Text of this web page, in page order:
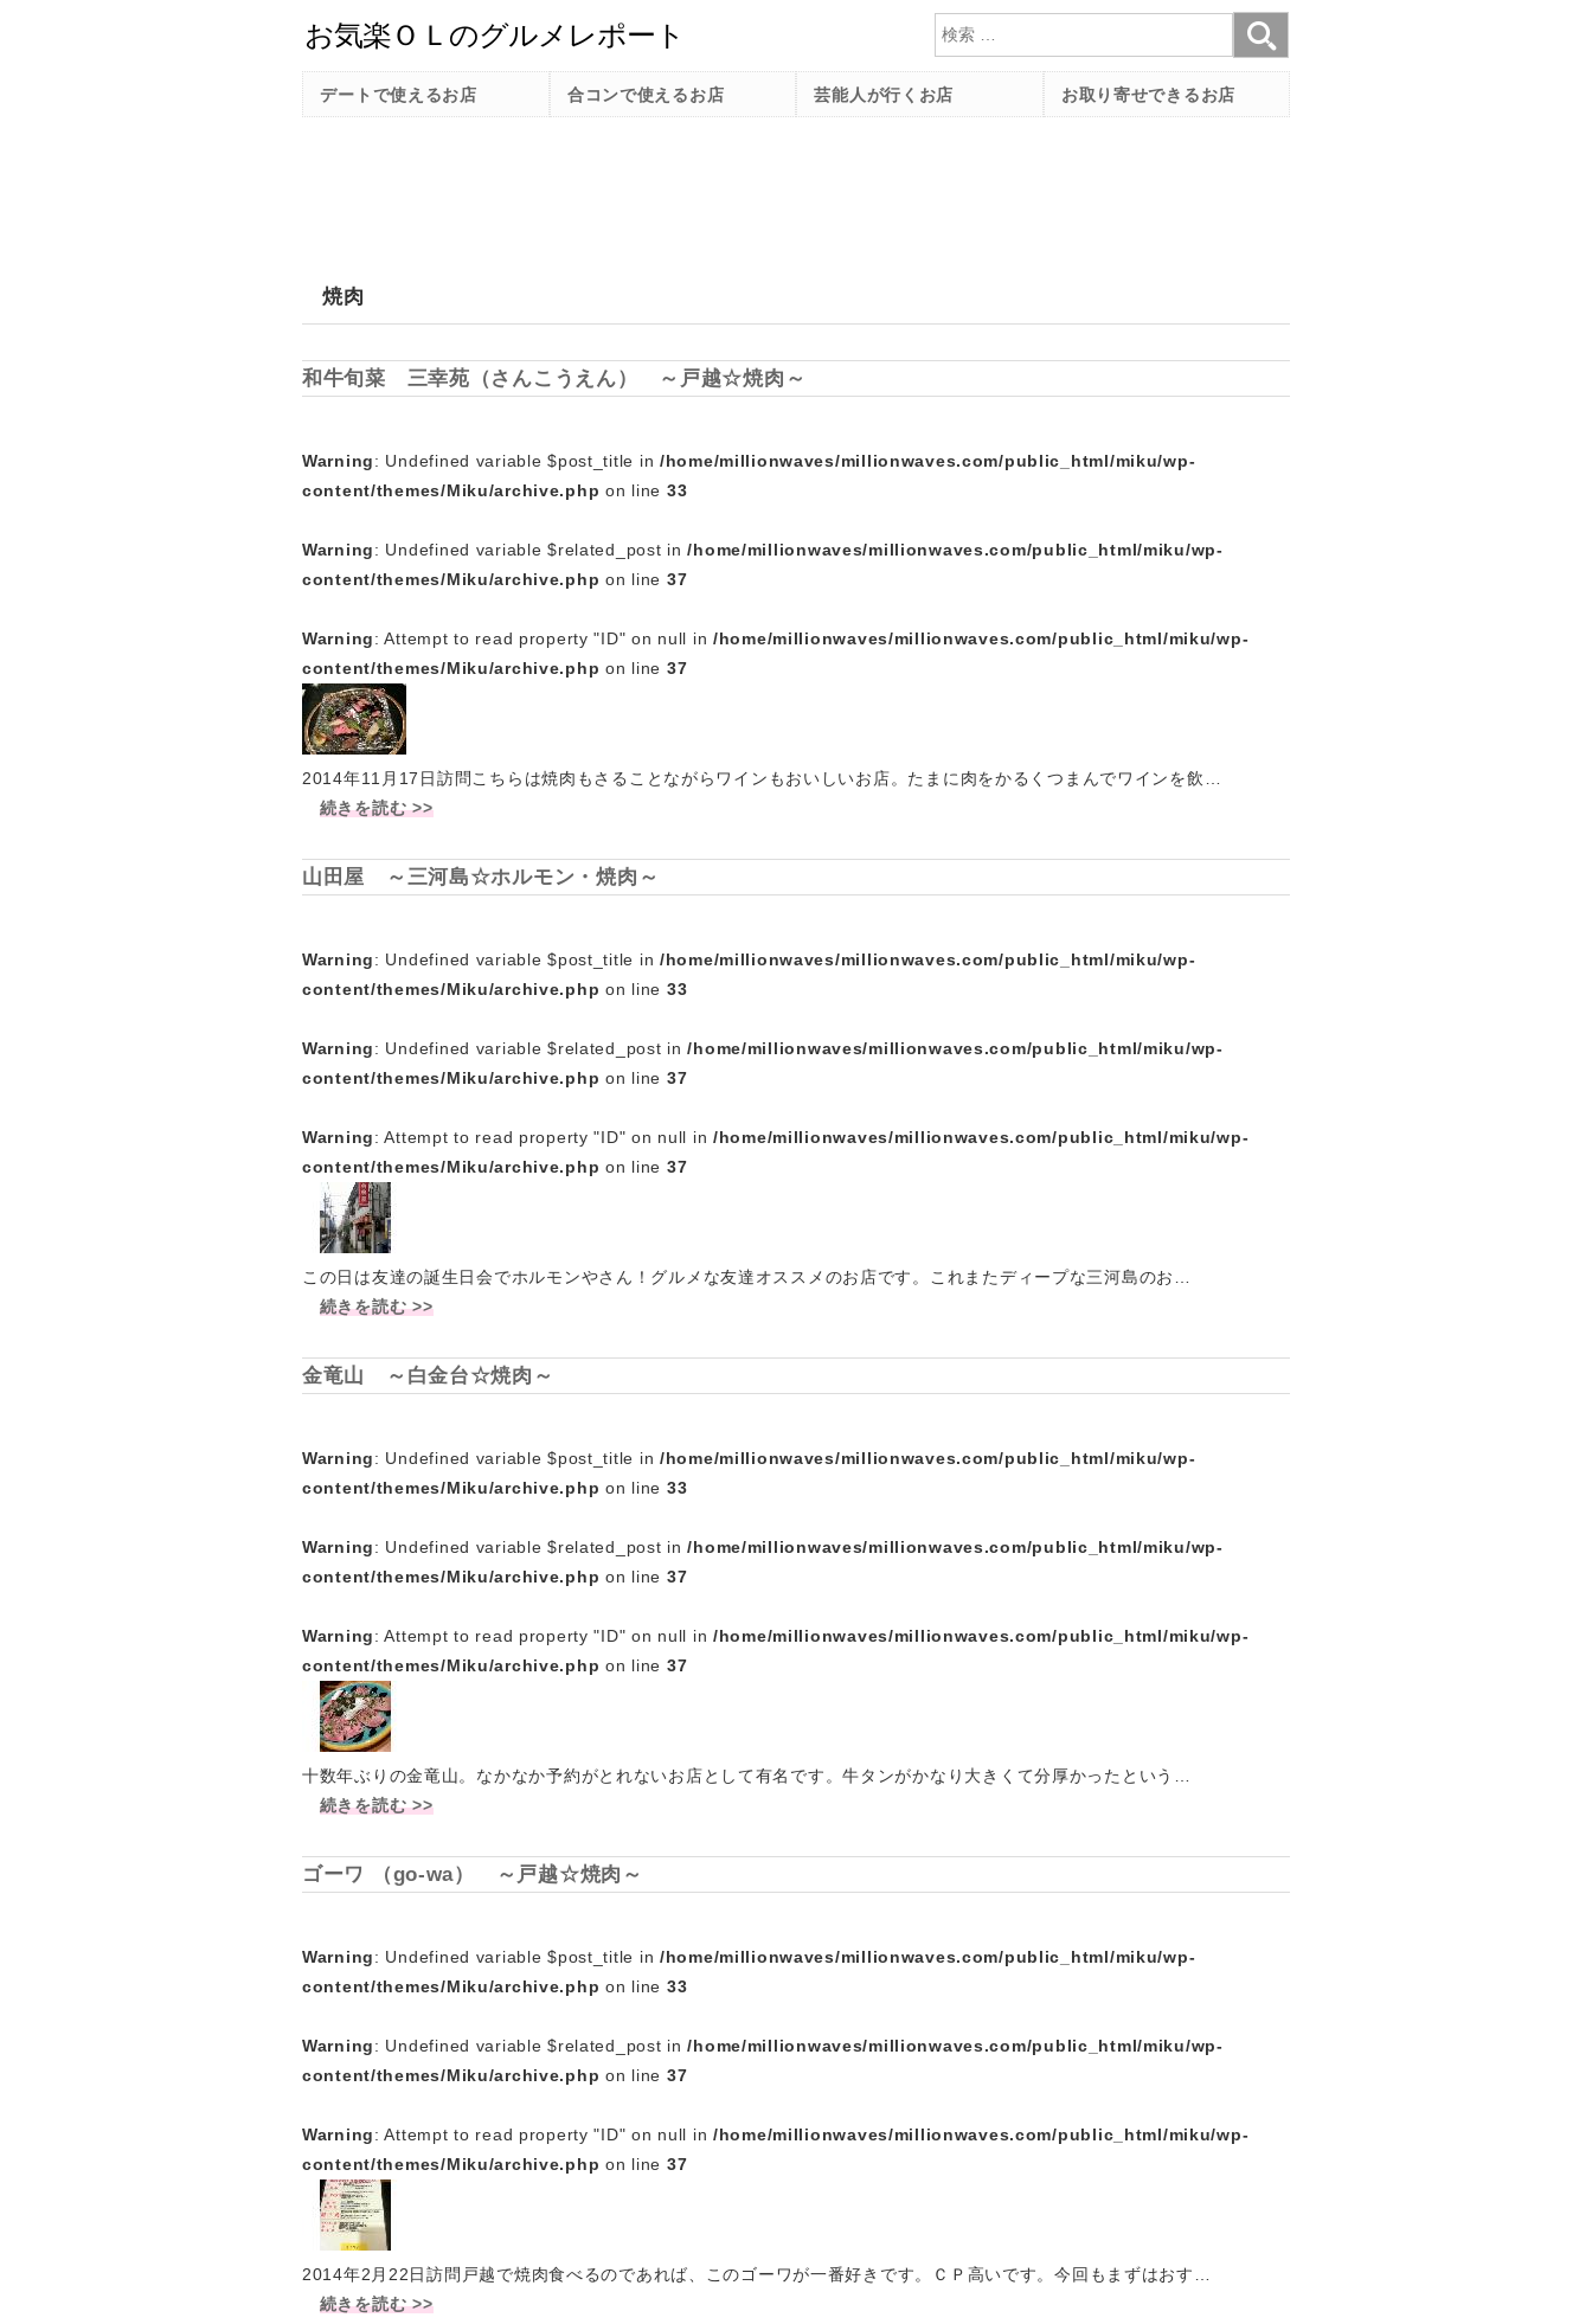
検索
焼肉
和牛旬菜 三幸苑（さんこうえん） ～戸越☆焼肉～
Warning: Undefined variable $post_title in /home/millionwaves/millionwaves.com/public_html/miku/wp-
content/themes/Miku/archive.php on line 33
Warning: Undefined variable $related_post in/home/millionwaves/millionwaves.com/public_html/miku/wp-
content/themes/Miku/archive.php on line 37
Warning: Attempt to read property "ID" on null in/home/millionwaves/millionwaves.com/public_html/miku/wp-
content/themes/Miku/archive.php on line 37
2014年11月17日訪問こちらは焼肉もさることながらワインもおいしいお店。たまに肉をかるくつまんでワインを飲…
続きを読む >>
山田屋 ～三河島☆ホルモン・焼肉～
Warning: Undefined variable $post_title in /home/millionwaves/millionwaves.com/public_html/miku/wp-
content/themes/Miku/archive.php on line 33
Warning: Undefined variable $related_post in/home/millionwaves/millionwaves.com/public_html/miku/wp-
content/themes/Miku/archive.php on line 37
Warning: Attempt to read property "ID" on null in/home/millionwaves/millionwaves.com/public_html/miku/wp-
content/themes/Miku/archive.php on line 37
この日は友達の誕生日会でホルモンやさん！グルメな友達オススメのお店です。これまたディープな三河島のお…
続きを読む >>
金竜山 ～白金台☆焼肉～
Warning: Undefined variable $post_title in /home/millionwaves/millionwaves.com/public_html/miku/wp-
content/themes/Miku/archive.php on line 33
Warning: Undefined variable $related_post in/home/millionwaves/millionwaves.com/public_html/miku/wp-
content/themes/Miku/archive.php on line 37
Warning: Attempt to read property "ID" on null in/home/millionwaves/millionwaves.com/public_html/miku/wp-
content/themes/Miku/archive.php on line 37
十数年ぶりの金竜山。なかなか予約がとれないお店として有名です。牛タンがかなり大きくて分厚かったという…
続きを読む >>
ゴーワ （go-wa） ～戸越☆焼肉～
Warning: Undefined variable $post_title in /home/millionwaves/millionwaves.com/public_html/miku/wp-
content/themes/Miku/archive.php on line 33
Warning: Undefined variable $related_post in/home/millionwaves/millionwaves.com/public_html/miku/wp-
content/themes/Miku/archive.php on line 37
Warning: Attempt to read property "ID" on null in/home/millionwaves/millionwaves.com/public_html/miku/wp-
content/themes/Miku/archive.php on line 37
2014年2月22日訪問戸越で焼肉食べるのであれば、このゴーワが一番好きです。ＣＰ高いです。今回もまずはおす…
続きを読む >>
デートで使えるお店 合コンで使えるお店 芸能人が行くお店 お取り寄せできるお店